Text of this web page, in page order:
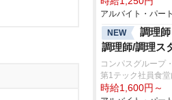
アルバイト・パー
NEW
調理
調理師/調理ス
コンパスグループ
第1テック社員食
時給1,600円～